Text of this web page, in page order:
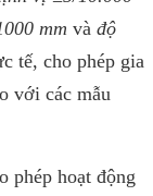
mm và độ
tế, cho phép gia
với các mẫu
phép hoạt động